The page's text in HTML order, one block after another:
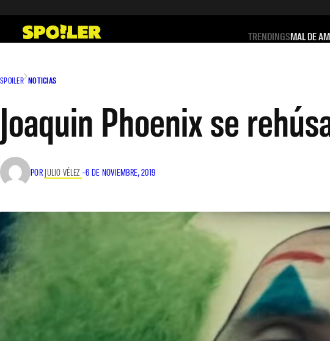
contenido
TRENDINGSMAL DE
SPOILER NOTICIAS
Joaquin Phoenix se
POR JULIO VÉLEZ –6 DE NOVIEMBRE, 2019